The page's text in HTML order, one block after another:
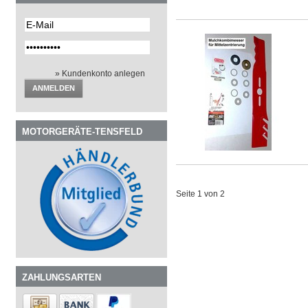
» Kundenkonto anlegen
ANMELDEN
MOTORGERÄTE-TENSFELD
ZAHLUNGSARTEN
Seite 1 von 2